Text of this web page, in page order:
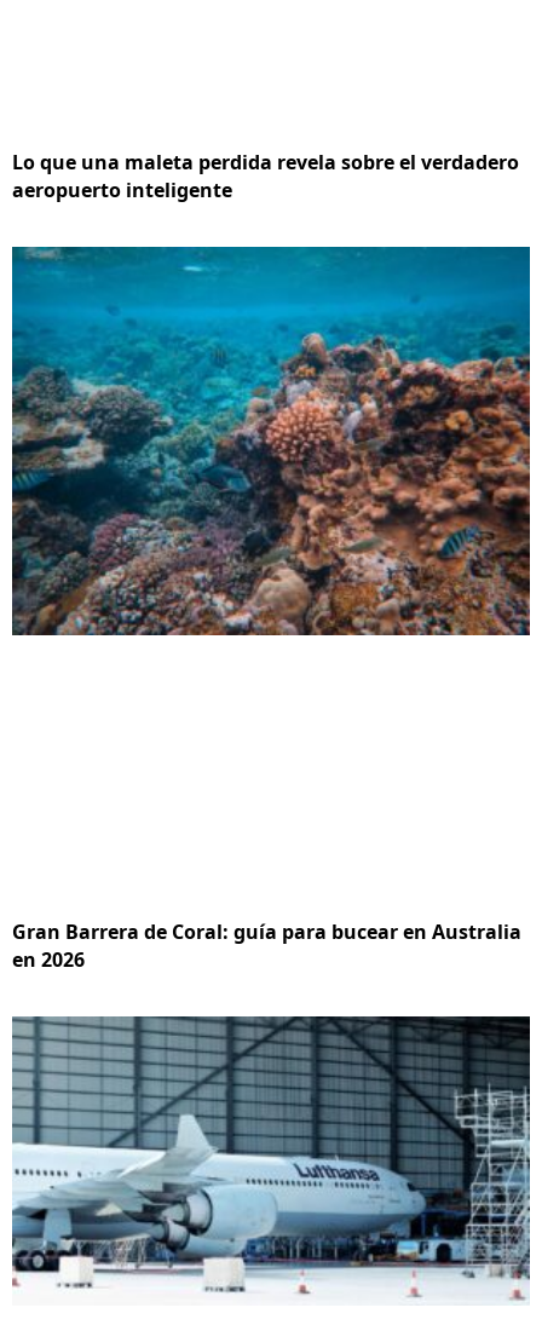
Lo que una maleta perdida revela sobre el verdadero
aeropuerto inteligente
Gran Barrera de Coral: guía para bucear en Australia
en 2026